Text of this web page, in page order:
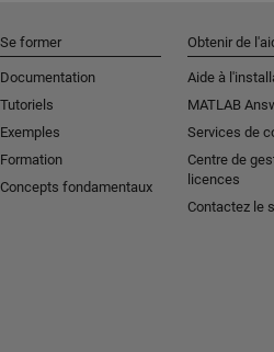
Se former
Documentation
Tutoriels
Exemples
Formation
Concepts fondamentaux
Obtenir de
Aide à
MATLAB
Services de
Centre de
licences
Contactez le